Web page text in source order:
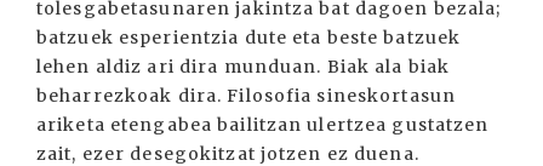
tolesgabetasunaren jakintza bat dagoen bezala;
batzuek esperientzia dute eta beste batzuek
lehen aldiz ari dira munduan. Biak ala biak
beharrezkoak dira. Filosofia sineskortasun
ariketa etengabea bailitzan ulertzea gustatzen
zait, ezer desegokitzat jotzen ez duena.